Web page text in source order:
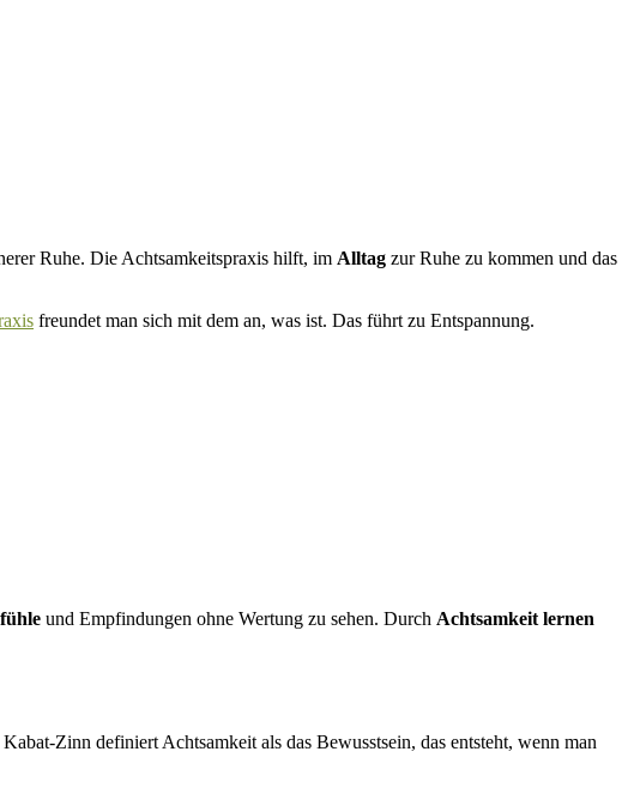
Ruhe. Die Achtsamkeitspraxis hilft, im Alltag zur Ruhe zu kommen und das
freundet man sich mit dem an, was ist. Das führt zu Entspannung.
und Empfindungen ohne Wertung zu sehen. Durch Achtsamkeit lernen
Zinn definiert Achtsamkeit als das Bewusstsein, das entsteht, wenn man